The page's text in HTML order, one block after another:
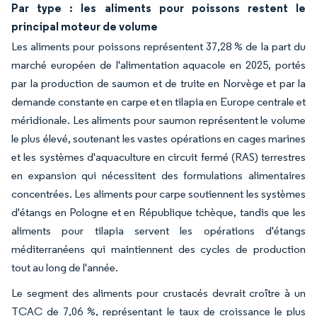
Par type : les aliments pour poissons restent le
principal moteur de volume
Les aliments pour poissons représentent 37,28 % de la part du
marché européen de l'alimentation aquacole en 2025, portés
par la production de saumon et de truite en Norvège et par la
demande constante en carpe et en tilapia en Europe centrale et
méridionale. Les aliments pour saumon représentent le volume
le plus élevé, soutenant les vastes opérations en cages marines
et les systèmes d'aquaculture en circuit fermé (RAS) terrestres
en expansion qui nécessitent des formulations alimentaires
concentrées. Les aliments pour carpe soutiennent les systèmes
d'étangs en Pologne et en République tchèque, tandis que les
aliments pour tilapia servent les opérations d'étangs
méditerranéens qui maintiennent des cycles de production
tout au long de l'année.
Le segment des aliments pour crustacés devrait croître à un
TCAC de 7,06 %, représentant le taux de croissance le plus